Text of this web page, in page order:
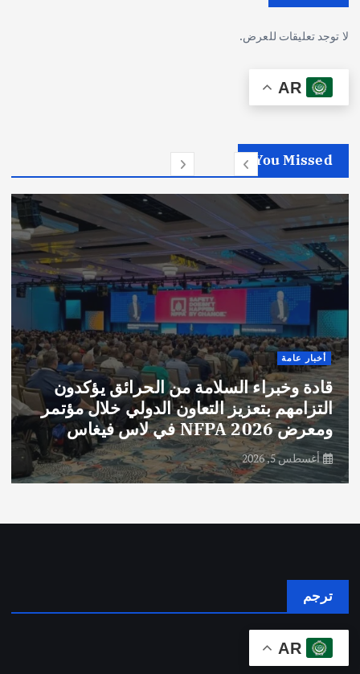
لا توجد تعليقات للعرض.
AR
You Missed
أخبار عامة
قادة وخبراء السلامة من الحرائق يؤكدون
التزامهم بتعزيز التعاون الدولي خلال مؤتمر
ومعرض NFPA 2026 في لاس فيغاس
أغسطس 5, 2026
ترجم
AR